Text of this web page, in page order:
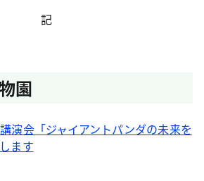
記
園
演会「ジャイアントパンダの未来を
ます